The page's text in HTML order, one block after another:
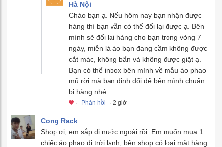
Hà Nội
Chào bạn ạ. Nếu hôm nay bạn nhận được
hàng thì bạn vẫn có thể đổi lại được ạ. Bên
mình sẽ đổi lại hàng cho bạn trong vòng 7
ngày, miễn là áo bạn đang cầm không được
cắt mác, không bẩn và không được giặt ạ.
Bạn có thể inbox bên mình về mẫu áo phao
mũ rời mà bạn định đổi để bên mình chuẩn
bị hàng nhé.
· Phản hồi · 2 giờ
Cong Rack
Shop ơi, em sắp đi nước ngoài rồi. Em muốn mua 1
chiếc áo phao đi trời lạnh, bên shop có loại mặt hàng